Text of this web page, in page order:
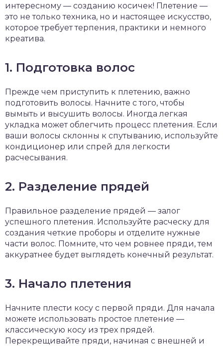
интересному — созданию косичек! Плетение —
это не только техника, но и настоящее искусство,
которое требует терпения, практики и немного
креатива.
1. Подготовка волос
Прежде чем приступить к плетению, важно
подготовить волосы. Начните с того, чтобы
вымыть и высушить волосы. Иногда легкая
укладка может облегчить процесс плетения. Если
ваши волосы склонны к спутыванию, используйте
кондиционер или спрей для легкости
расчесывания.
2. Разделение прядей
Правильное разделение прядей — залог
успешного плетения. Используйте расческу для
создания четкие проборы и отделите нужные
части волос. Помните, что чем ровнее пряди, тем
аккуратнее будет выглядеть конечный результат.
3. Начало плетения
Начните плести косу с первой пряди. Для начала
можете использовать простое плетение —
классическую косу из трех прядей.
Перекрещивайте пряди, начиная с внешней и